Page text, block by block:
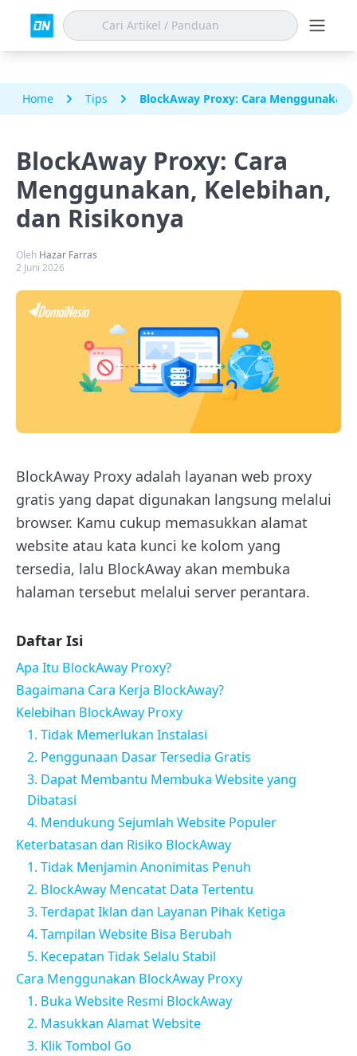
Home Tips BlockAway Proxy: Cara
BlockAway Proxy: Cara
Menggunakan, Kelebihan,
dan Risikonya
Oleh Hazar Farras
2 Juni 2026
BlockAway Proxy adalah layanan web proxy
gratis yang dapat digunakan langsung melalui
browser. Kamu cukup memasukkan alamat
website atau kata kunci ke kolom yang
tersedia, lalu BlockAway akan membuka
halaman tersebut melalui server perantara.
Daftar Isi
Apa Itu BlockAway Proxy?
Bagaimana Cara Kerja BlockAway?
Kelebihan BlockAway Proxy
1. Tidak Memerlukan Instalasi
2. Penggunaan Dasar Tersedia Gratis
3. Dapat Membantu Membuka Website yang
Dibatasi
4. Mendukung Sejumlah Website Populer
Keterbatasan dan Risiko BlockAway
1. Tidak Menjamin Anonimitas Penuh
2. BlockAway Mencatat Data Tertentu
3. Terdapat Iklan dan Layanan Pihak Ketiga
4. Tampilan Website Bisa Berubah
5. Kecepatan Tidak Selalu Stabil
Cara Menggunakan BlockAway Proxy
1. Buka Website Resmi BlockAway
2. Masukkan Alamat Website
3. Klik Tombol Go